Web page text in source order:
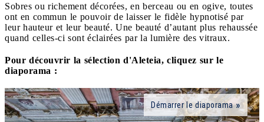
Sobres ou richement décorées, en berceau ou en ogive, toutes
ont en commun le pouvoir de laisser le fidèle hypnotisé par
leur hauteur et leur beauté. Une beauté d’autant plus rehaussée
quand celles-ci sont éclairées par la lumière des vitraux.
Pour découvrir la sélection d'Aleteia, cliquez sur le
diaporama :
Démarrer le diaporama